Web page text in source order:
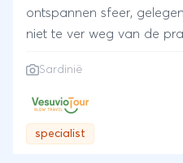
ontspannen sfeer,
niet te ver weg van de
accommodatie in deze
traditioneel restaurant
van verschillende
proeven is. Alle
Sardinië
specialist